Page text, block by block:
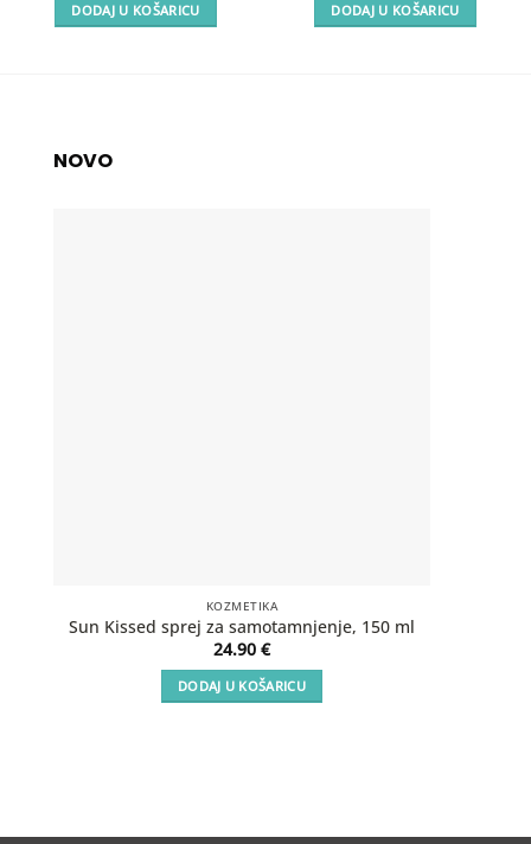
DODAJ U KOŠARICU DODAJ U KOŠARICU
NOVO
KOZMETIKA
Sun Kissed sprej za samotamnjenje, 150 ml
24.90 €
DODAJ U KOŠARICU